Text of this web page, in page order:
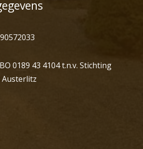
0189 43 4104 t.n.v. Stichting